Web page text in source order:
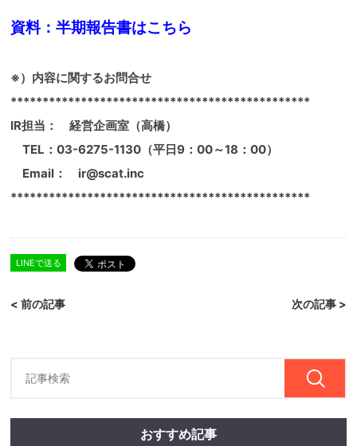
資料：半期報告書はこちら
※）内容に関するお問合せ
***********************************************
IR担当： 経営企画室（高橋）
TEL：03-6275-1130（平日9：00～18：00）
Email： ir@scat.inc
***********************************************
LINEで送る
< 前の記事 次の記事 >
おすすめ記事